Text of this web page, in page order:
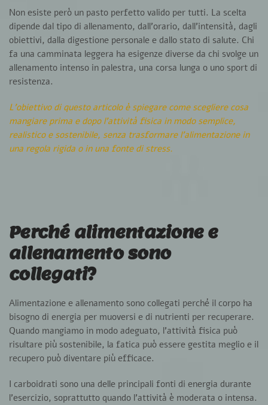
Non esiste però un pasto perfetto valido per tutti. La scelta
dipende dal tipo di allenamento, dall’orario, dall’intensità, dagli
obiettivi, dalla digestione personale e dallo stato di salute. Chi
fa una camminata leggera ha esigenze diverse da chi svolge un
allenamento intenso in palestra, una corsa lunga o uno sport di
resistenza.
L’obiettivo di questo articolo è spiegare come scegliere cosa
mangiare prima e dopo l’attività fisica in modo semplice,
realistico e sostenibile, senza trasformare l’alimentazione in
una regola rigida o in una fonte di stress.
Perché alimentazione e
allenamento sono
collegati?
Alimentazione e allenamento sono collegati perché il corpo ha
bisogno di energia per muoversi e di nutrienti per recuperare.
Quando mangiamo in modo adeguato, l’attività fisica può
risultare più sostenibile, la fatica può essere gestita meglio e il
recupero può diventare più efficace.
I carboidrati sono una delle principali fonti di energia durante
l’esercizio, soprattutto quando l’attività è moderata o intensa.